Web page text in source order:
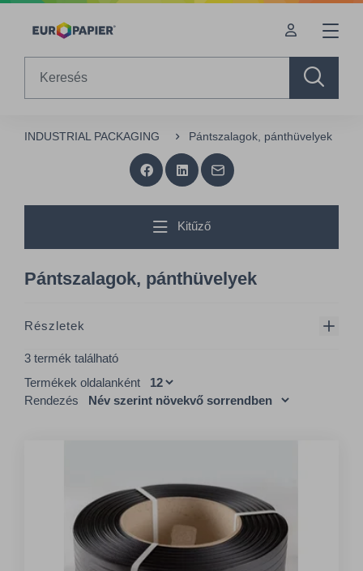
Table Of Content
INDUSTRIAL PACKAGING Pántszalagok, pánthüvelyek
Kitűző
Pántszalagok, pánthüvelyek
Részletek
3 termék található
Termékek oldalanként
Rendezés